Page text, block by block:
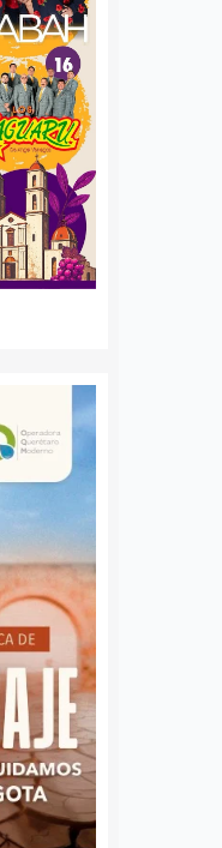
confirma: “La
ya salió libre
la reparación
6 agosto, 2026
del estado, Víctor
Jesús Hernández,
que la mujer señalada
del accidente
avenida Los Arcos,
Arranca